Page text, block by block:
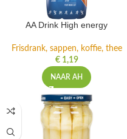
AA Drink High energy
Frisdrank, sappen, koffie, thee
€1,19
NAAR AH